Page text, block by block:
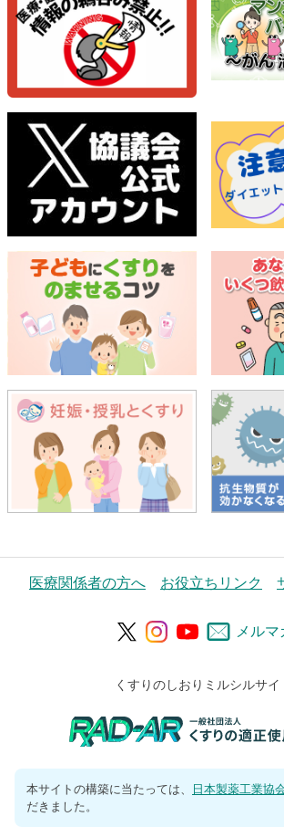
医療関係者の方へ お役立ちリンク
メルマ
くすりのしおりミルシルサイ
本サイトの構築に当たっては、 日本製薬工業協
だきました。